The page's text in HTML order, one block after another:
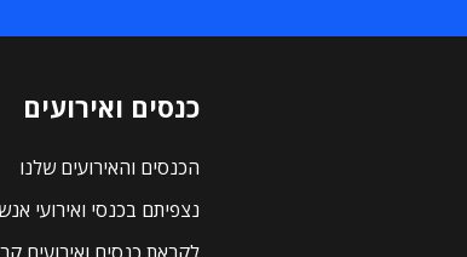
כנסים ואירועים
הכנסים והאירועים שלנו
נצפיתם בכנסי ואירועי